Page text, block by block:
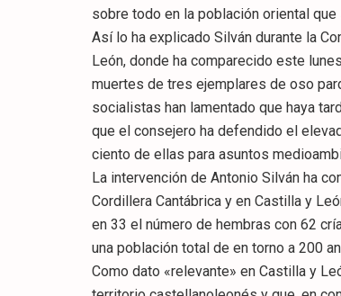
sobre todo en la población oriental que
Así lo ha explicado Silván durante la
León, donde ha comparecido este
muertes de tres ejemplares de oso
socialistas han lamentado que haya
que el consejero ha defendido el
ciento de ellas para asuntos
La intervención de Antonio Silván ha
Cordillera Cantábrica y en Castilla y
en 33 el número de hembras con 62
una población total de en torno a 200
Como dato «relevante» en Castilla y